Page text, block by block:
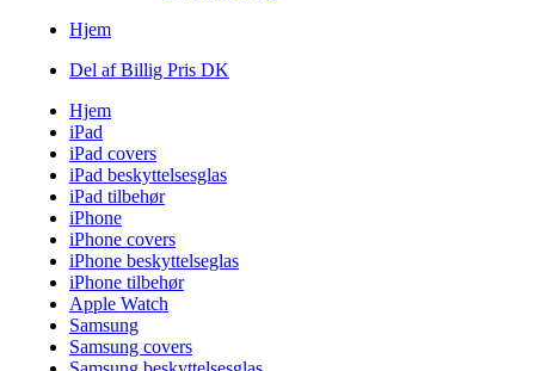
Hjem
Del af Billig Pris DK
Hjem
iPad
iPad covers
iPad beskyttelsesglas
iPad tilbehør
iPhone
iPhone covers
iPhone beskyttelseglas
iPhone tilbehør
Apple Watch
Samsung
Samsung covers